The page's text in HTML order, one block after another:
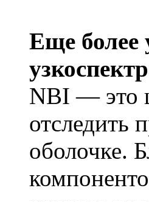
Еще более
NBI — это
отследить
оболочке.